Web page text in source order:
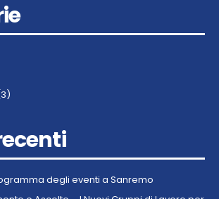
degli eventi a Sanremo